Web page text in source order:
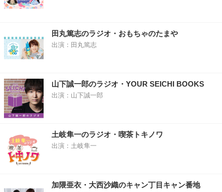
田丸篤志のラジオ・おもちゃのたまや
出演：田丸篤志
山下誠一郎のラジオ・YOUR SEICHI BOOKS
出演：山下誠一郎
土岐隼一のラジオ・喫茶トキノワ
出演：土岐隼一
加隈亜衣・大西沙織のキャン丁目キャン番地